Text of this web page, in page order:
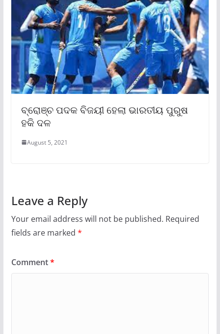
ବ୍ରୋଞ୍ଚ ପଦକ ବିଜୟୀ ହେଲା ଭାରତୀୟ ପୁରୁଷ
ହକି ଦଳ
August 5, 2021
Leave a Reply
Your email address will not be published. Required
fields are marked *
Comment*